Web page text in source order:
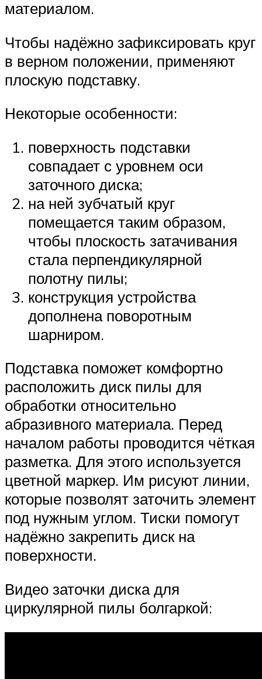
материалом.
Чтобы надёжно зафиксировать круг
в верном положении, применяют
плоскую подставку.
Некоторые особенности:
поверхность подставки
совпадает с уровнем оси
заточного диска;
на ней зубчатый круг
помещается таким образом,
чтобы плоскость затачивания
стала перпендикулярной
полотну пилы;
конструкция устройства
дополнена поворотным
шарниром.
Подставка поможет комфортно
расположить диск пилы для
обработки относительно
абразивного материала. Перед
началом работы проводится чёткая
разметка. Для этого используется
цветной маркер. Им рисуют линии,
которые позволят заточить элемент
под нужным углом. Тиски помогут
надёжно закрепить диск на
поверхности.
Видео заточки диска для
циркулярной пилы болгаркой: